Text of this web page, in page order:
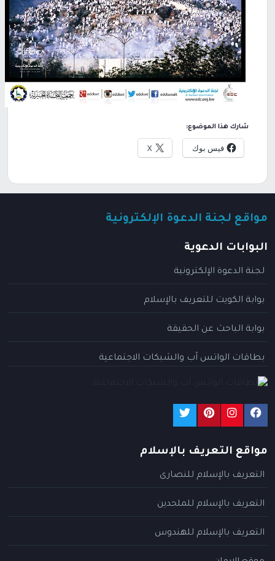
شارك هذا الموضوع:
فيس بوك X
مواقع لجنة الدعوة الإلكترونية
البوابات الدعوية
لجنة الدعوة الإلكترونية
بوابة الكويت للتعريف بالإسلام
بوابة الباحث عن الحقيقة
بطاقات الواتس آب والشبكات الاجتماعية
مواقع التعريف بالإسلام
التعريف بالإسلام للنصارى
التعريف بالإسلام للملحدين
التعريف بالإسلام للهندوس